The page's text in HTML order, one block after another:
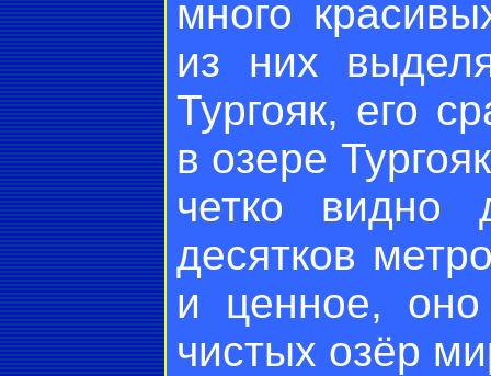
много
из них
Тургояк, его
в озере
четко видно
десятков
и ценное,
чистых озёр